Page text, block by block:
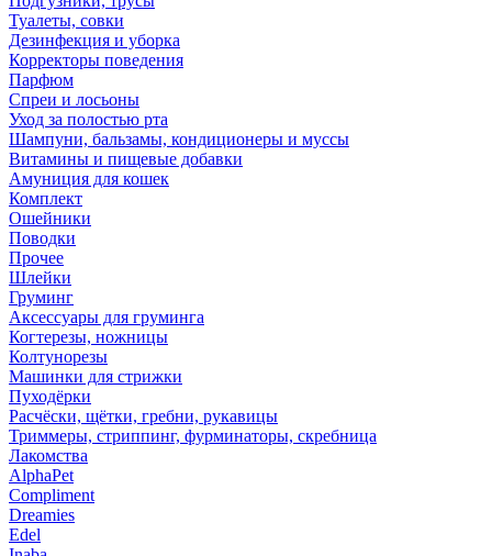
Туалеты, совки
Дезинфекция и уборка
Корректоры поведения
Парфюм
Спреи и лосьоны
Уход за полостью рта
Шампуни, бальзамы, кондиционеры и муссы
Витамины и пищевые добавки
Амуниция для кошек
Комплект
Ошейники
Поводки
Прочее
Шлейки
Груминг
Аксессуары для груминга
Когтерезы, ножницы
Колтунорезы
Машинки для стрижки
Пуходёрки
Расчёски, щётки, гребни, рукавицы
Триммеры, стриппинг, фурминаторы, скребница
Лакомства
AlphaPet
Compliment
Dreamies
Edel